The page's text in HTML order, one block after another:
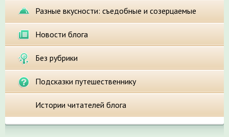
Разные вкусности: съедобные и созерцаемые
Новости блога
Без рубрики
Подсказки путешественнику
Истории читателей блога